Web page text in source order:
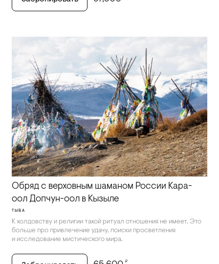
Обряд с верховным шаманом России Кара-
оол Допчун-оол в Кызыле
ТЫВА
К колдовству и религии такой ритуал отношения не имеет. Это
больше про привлечение удачу, поиски просветления
и исследование мистического мира.
₽